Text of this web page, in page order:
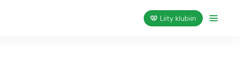
Liity klubiin